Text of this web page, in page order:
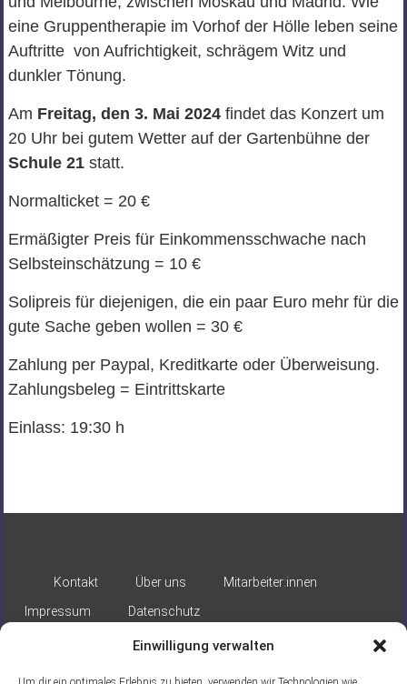
Einwilligung verwalten
eine Gruppentherapie im Vorhof der Hölle leben seine
Auftritte von Aufrichtigkeit, schrägem Witz und
dunkler Tönung.
Am Freitag, den 3. Mai 2024findet das Konzert um
20 Uhr bei gutem Wetter auf der Gartenbühne der
Schule 21statt.
Normalticket = 20 €
Ermäßigter Preis für Einkommensschwache nach
Selbsteinschätzung = 10 €
Solipreis für diejenigen, die ein paar Euro mehr für die
gute Sache geben wollen = 30 €
Zahlung per Paypal, Kreditkarte oder Überweisung.
Zahlungsbeleg = Eintrittskarte
Einlass: 19:30 h
Kontakt Über uns
Mitarbeiter:innen
Impressum
Datenschutz